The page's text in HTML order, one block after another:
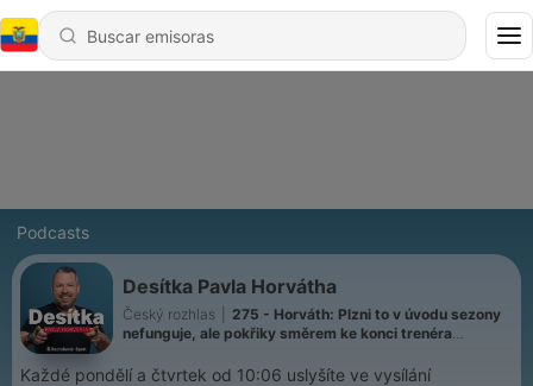
Podcasts
Desítka Pavla Horvátha
Český rozhlas
275 - Horváth: Plzni to v úvodu sezony
nefunguje, ale pokřiky směrem ke konci trenéra
Každé pondělí a čtvrtek od 10:06 uslyšíte ve vysílání